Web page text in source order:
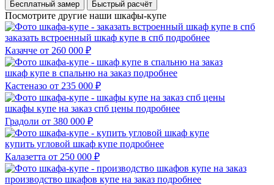
Бесплатный замер Быстрый расчёт
Посмотрите другие наши шкафы-купе
заказать встроенный шкаф купе в спб подробнее
Казачче от 260 000 ₽
шкаф купе в спальню на заказ подробнее
Кастеназо от 235 000 ₽
шкафы купе на заказ спб цены подробнее
Градоли от 380 000 ₽
купить угловой шкаф купе подробнее
Калазетта от 250 000 ₽
производство шкафов купе на заказ подробнее